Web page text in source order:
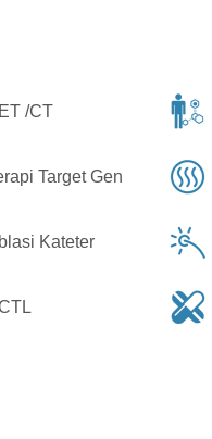
/CT
Target Gen
Kateter